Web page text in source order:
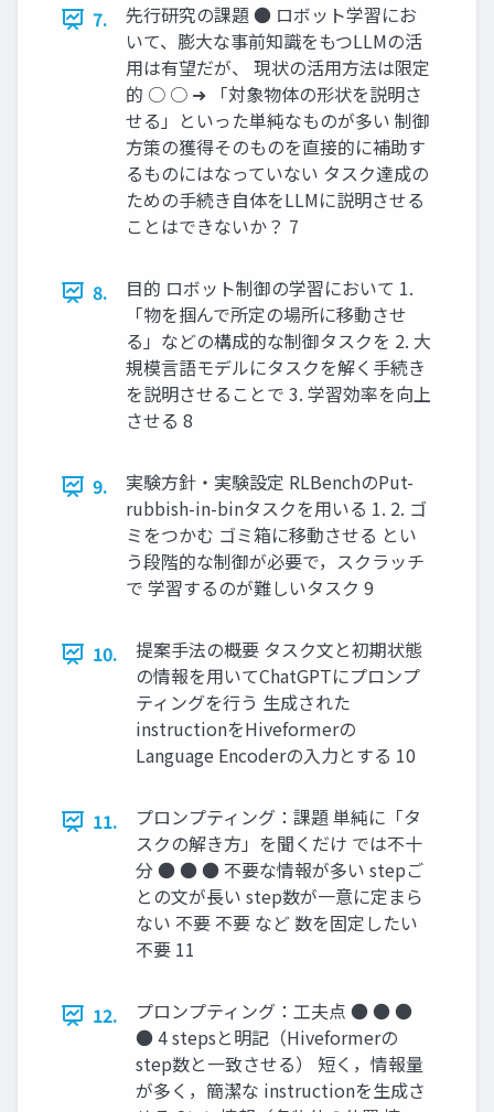
7.
先行研究の課題 ● ロボット学習にお
いて、膨大な事前知識をもつLLMの活
用は有望だが、 現状の活用方法は限定
的 ○ ○ ➜ 「対象物体の形状を説明さ
せる」といった単純なものが多い 制御
方策の獲得そのものを直接的に補助す
るものにはなっていない タスク達成の
ための手続き自体をLLMに説明させる
ことはできないか？ 7
8.
目的 ロボット制御の学習において 1.
「物を掴んで所定の場所に移動させ
る」などの構成的な制御タスクを 2. 大
規模言語モデルにタスクを解く手続き
を説明させることで 3. 学習効率を向上
させる 8
9.
実験方針・実験設定 RLBenchのPut-
rubbish-in-binタスクを用いる 1. 2. ゴ
ミをつかむ ゴミ箱に移動させる とい
う段階的な制御が必要で，スクラッチ
で 学習するのが難しいタスク 9
10.
提案手法の概要 タスク文と初期状態
の情報を用いてChatGPTにプロンプ
ティングを行う 生成された
instructionをHiveformerの
Language Encoderの入力とする 10
11.
プロンプティング：課題 単純に「タ
スクの解き方」を聞くだけ では不十
分 ● ● ● 不要な情報が多い stepご
との文が長い step数が一意に定まら
ない 不要 不要 など 数を固定したい
不要 11
12.
プロンプティング：工夫点 ● ● ●
● 4 stepsと明記（Hiveformerの
step数と一致させる） 短く，情報量
が多く，簡潔な instructionを生成さ